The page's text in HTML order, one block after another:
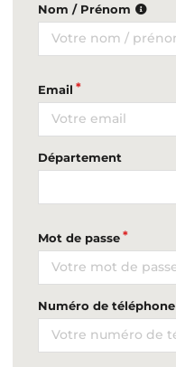
Nom / Prénom
Email
Département
Mot de passe
Numéro de téléphone